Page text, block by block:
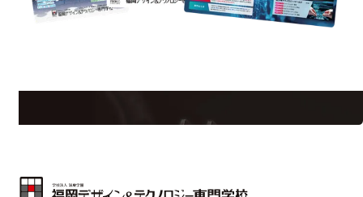
Information